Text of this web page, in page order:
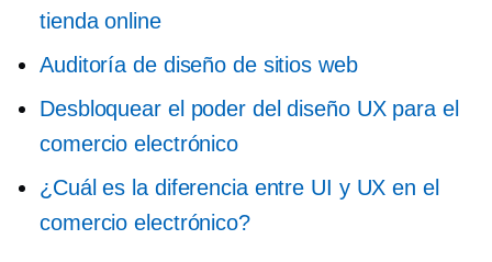
tienda online
Auditoría de diseño de sitios web
Desbloquear el poder del diseño UX para el
comercio electrónico
¿Cuál es la diferencia entre UI y UX en el
comercio electrónico?